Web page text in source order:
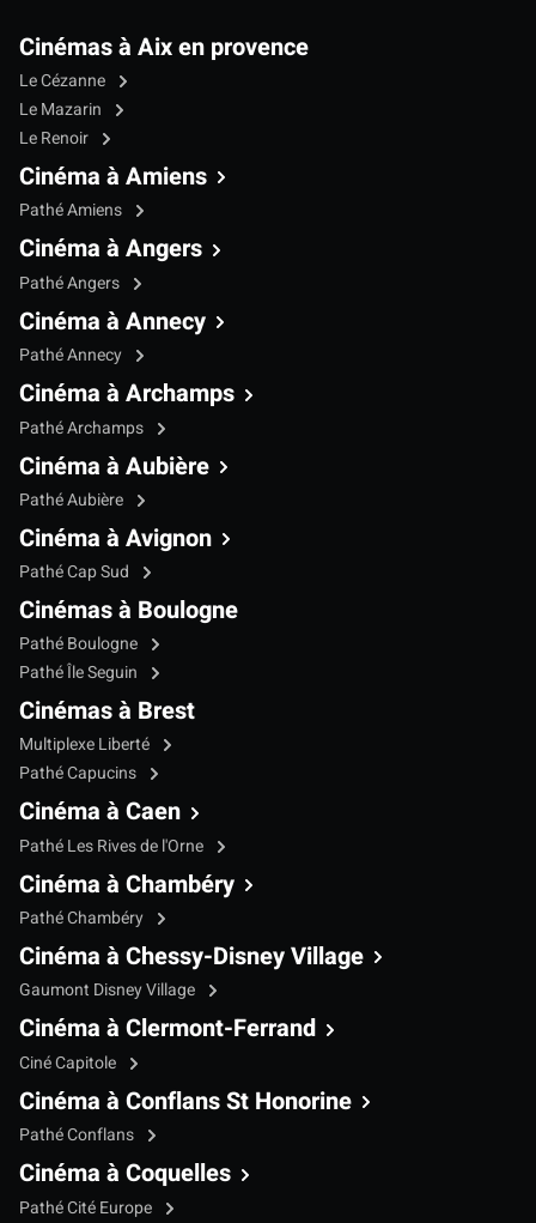
Cinémas à Aix en provence
Le Cézanne
Le Mazarin
Le Renoir
Cinéma à Amiens
Pathé Amiens
Cinéma à Angers
Pathé Angers
Cinéma à Annecy
Pathé Annecy
Cinéma à Archamps
Pathé Archamps
Cinéma à Aubière
Pathé Aubière
Cinéma à Avignon
Pathé Cap Sud
Cinémas à Boulogne
Pathé Boulogne
Pathé Île Seguin
Cinémas à Brest
Multiplexe Liberté
Pathé Capucins
Cinéma à Caen
Pathé Les Rives de l'Orne
Cinéma à Chambéry
Pathé Chambéry
Cinéma à Chessy-Disney Village
Gaumont Disney Village
Cinéma à Clermont-Ferrand
Ciné Capitole
Cinéma à Conflans St Honorine
Pathé Conflans
Cinéma à Coquelles
Pathé Cité Europe